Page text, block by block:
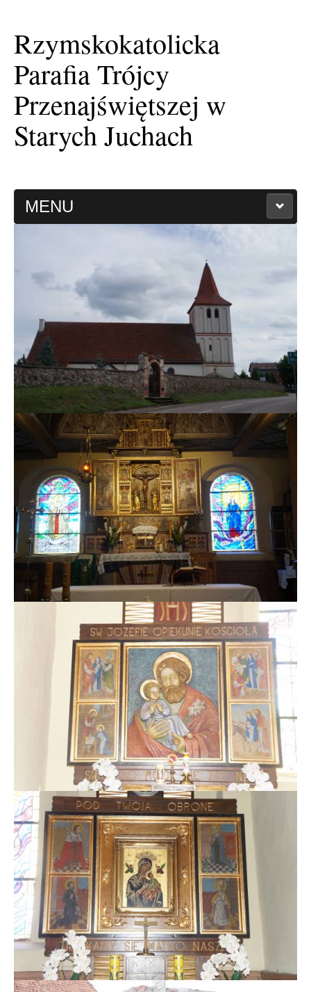
Rzymskokatolicka
Parafia Trójcy
Przenajświętszej w
Starych Juchach
MENU
KAPLICA FILIALNA
MSZE I NABOŻEŃSTWA
KONTAKT
KANCELARIA PARAFIALNA